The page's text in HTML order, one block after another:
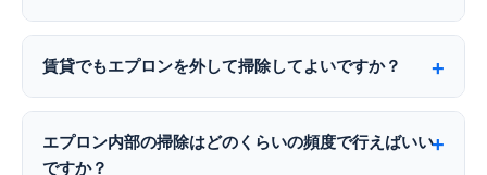
賃貸でもエプロンを外して掃除してよいですか？
エプロン内部の掃除はどのくらいの頻度で行えばいい
ですか？